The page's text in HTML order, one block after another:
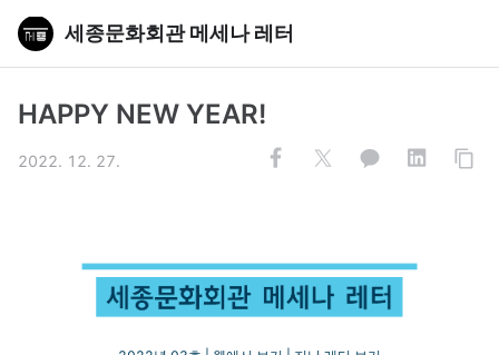
세종문화회관 메세나 레터
HAPPY NEW YEAR!
2022. 12. 27.